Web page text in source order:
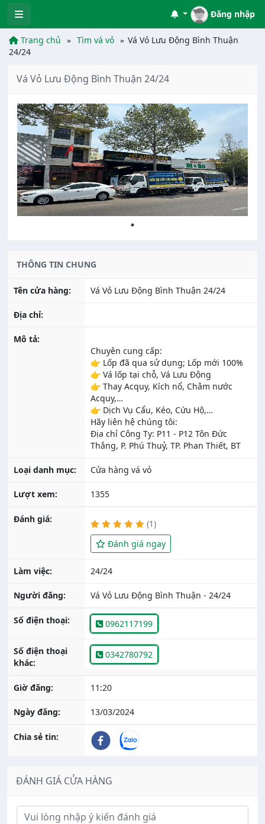
Đăng nhập
Trang chủ Tìm vá vỏ
Vá Vỏ Lưu Động Bình Thuận
24/24
Vá Vỏ Lưu Động Bình Thuận 24/24
THÔNG TIN CHUNG
Tên cửa hàng: Vá Vỏ Lưu Động Bình Thuận 24/24
Địa chỉ:
Mô tả:
Chuyên cung cấp:
👉 Lốp đã qua sử dụng; Lốp mới 100%
👉 Vá lốp tại chỗ, Vá Lưu Động
👉 Thay Acquy, Kích nổ, Châm nước
Acquy,…
👉 Dịch Vụ Cẩu, Kéo, Cứu Hộ,…
Hãy liên hệ chúng tôi:
Địa chỉ Công Ty: P11 - P12 Tôn Đức
Loại danh mục: Cửa hàng vá vỏ
Lượt xem: 1355
Đánh giá:
(1)
Đánh giá ngay
Làm việc: 24/24
Người đăng: Vá Vỏ Lưu Động Bình Thuận - 24/24
Số điện thoại: 0962117199
Số điện thoại
khác:
0342780792
Giờ đăng: 11:20
Ngày đăng: 13/03/2024
Chia sẻ tin:
ĐÁNH GIÁ CỬA HÀNG
Ý kiến đánh giá